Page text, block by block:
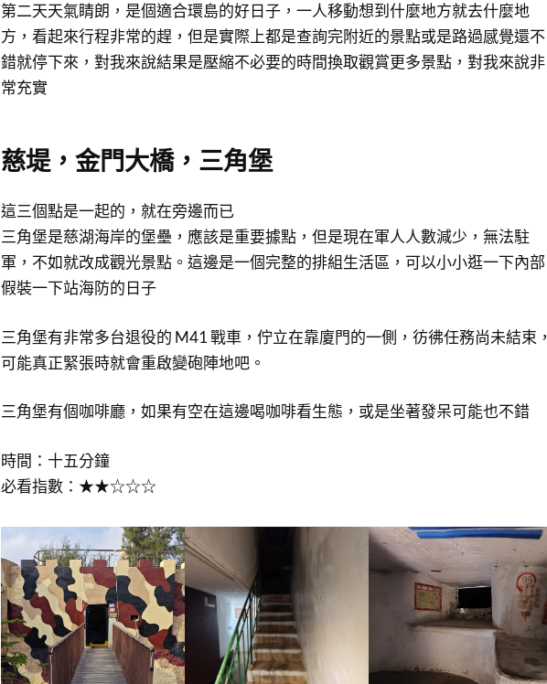
第二天天氣睛朗，是個適合環島的好日子，一人移動想到什麼地方就去什麼地
方，看起來行程非常的趕，但是實際上都是查詢完附近的景點或是路過感覺還不
錯就停下來，對我來說結果是壓縮不必要的時間換取觀賞更多景點，對我來說非
常充實
慈堤，金門大橋，三角堡
這三個點是一起的，就在旁邊而已
三角堡是慈湖海岸的堡壘，應該是重要據點，但是現在軍人人數減少，無法駐
軍，不如就改成觀光景點。這邊是一個完整的排組生活區，可以小小逛一下內部
假裝一下站海防的日子
三角堡有非常多台退役的 M41 戰車，佇立在靠廈門的一側，彷彿任務尚未結束，
可能真正緊張時就會重啟變砲陣地吧。
三角堡有個咖啡廳，如果有空在這邊喝咖啡看生態，或是坐著發呆可能也不錯
時間：十五分鐘
必看指數：★★☆☆☆